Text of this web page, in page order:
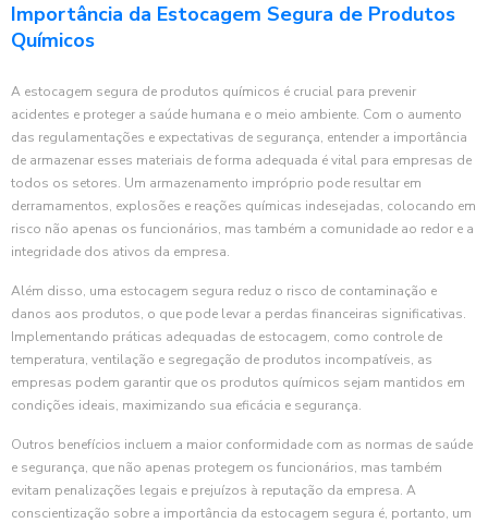
Importância da Estocagem Segura de Produtos
Químicos
A estocagem segura de produtos químicos é crucial para prevenir
acidentes e proteger a saúde humana e o meio ambiente. Com o aumento
das regulamentações e expectativas de segurança, entender a importância
de armazenar esses materiais de forma adequada é vital para empresas de
todos os setores. Um armazenamento impróprio pode resultar em
derramamentos, explosões e reações químicas indesejadas, colocando em
risco não apenas os funcionários, mas também a comunidade ao redor e a
integridade dos ativos da empresa.
Além disso, uma estocagem segura reduz o risco de contaminação e
danos aos produtos, o que pode levar a perdas financeiras significativas.
Implementando práticas adequadas de estocagem, como controle de
temperatura, ventilação e segregação de produtos incompatíveis, as
empresas podem garantir que os produtos químicos sejam mantidos em
condições ideais, maximizando sua eficácia e segurança.
Outros benefícios incluem a maior conformidade com as normas de saúde
e segurança, que não apenas protegem os funcionários, mas também
evitam penalizações legais e prejuízos à reputação da empresa. A
conscientização sobre a importância da estocagem segura é, portanto, um